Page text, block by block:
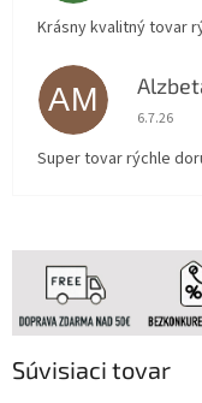
Súvisiaci tovar
Krásny kvalitný tovar
AM
6.7.26
Super tovar rýchle